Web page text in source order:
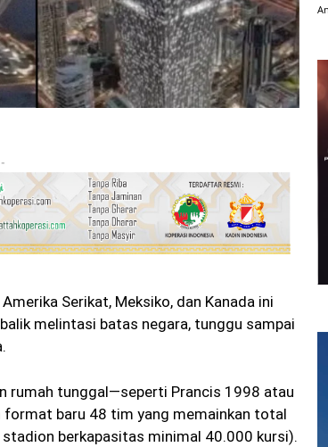
Serikat, Meksiko, dan Kanada ini
melintasi batas negara, tunggu sampai
rumah tunggal—seperti Prancis 1998 atau
baru 48 tim yang memainkan total
berkapasitas minimal 40.000 kursi).